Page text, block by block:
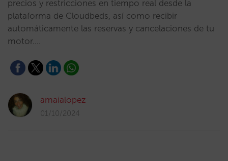
precios y restricciones en tiempo real desde la
plataforma de Cloudbeds, así como recibir
automáticamente las reservas y cancelaciones de tu
motor.…
amaialopez
01/10/2024